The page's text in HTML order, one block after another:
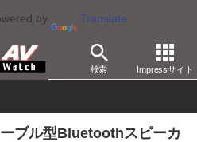
by Translate
検索 Impressサイト
ピーカー
ブル型Bluetoothスピーカ